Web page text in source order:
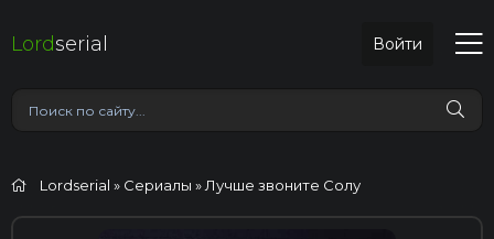
Lordserial Войти
Lordserial » Сериалы » Лучше звоните Солу